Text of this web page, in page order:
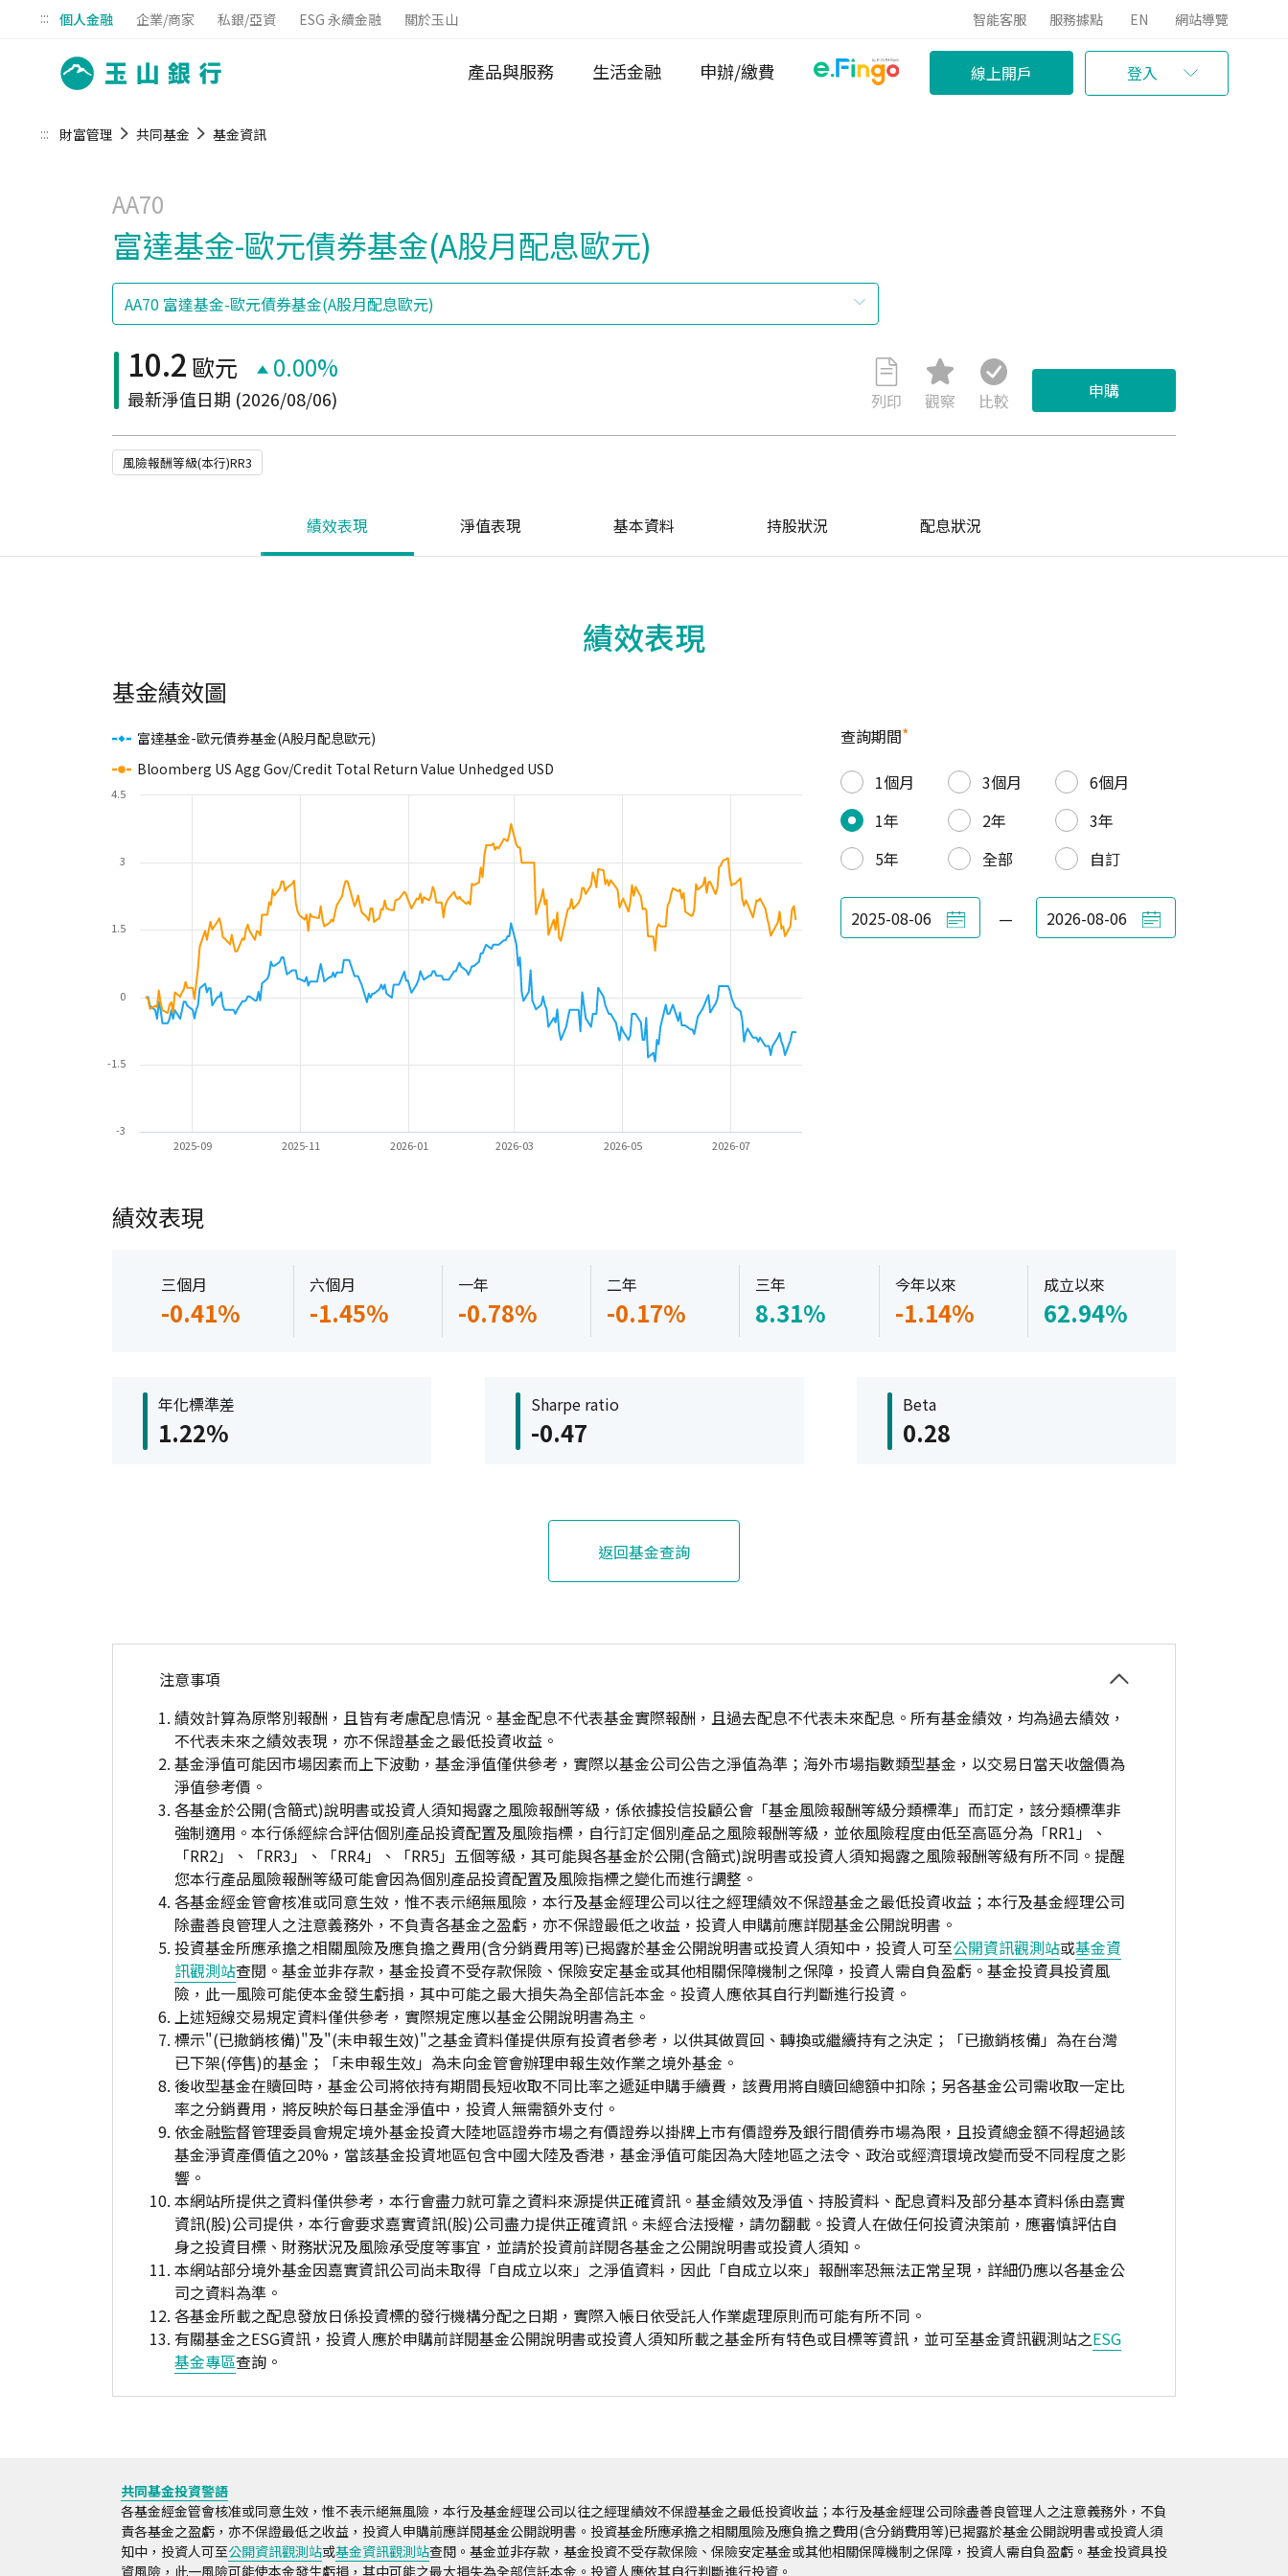
::: 個人金融 企業/商家 私銀/亞資 ESG 永續金融 關於玉山 智能客服 服務據點 EN 網站導覽
產品與服務 生活金融 申辦/繳費 線上開戶 登入
財富管理 共同基金 基金資訊
:::
AA70
富達基金-歐元債券基金(A股月配息歐元)
10.2 歐元 0.00%
最新淨值日期 (2026/08/06) 列印 觀察 比較 申購
風險報酬等級(本行)RR3
績效表現 淨值表現 基本資料 持股狀況 配息狀況
績效表現
基金績效圖
富達基金-歐元債券基金(A股月配息歐元)
Bloomberg US Agg Gov/Credit Total Return Value Unhedged USD
2025-09 2025-11 2026-01 2026-03 2026-05 2026-07
-3
-1.5
0
1.5
3
4.5
查詢期間*
1個月 3個月
6個月
1年
2年
3年
5年
全部 自訂
—
績效表現
三個月
-0.41%
六個月
-1.45%
一年
-0.78%
二年
-0.17%
三年
8.31%
今年以來
-1.14%
成立以來
62.94%
年化標準差
1.22%
Sharpe ratio
-0.47
Beta
0.28
返回基金查詢
注意事項
績效計算為原幣別報酬，且皆有考慮配息情況。基金配息不代表基金實際報酬，且過去配息不代表未來配息。所有基金績效，均為過去績效，
不代表未來之績效表現，亦不保證基金之最低投資收益。
基金淨值可能因市場因素而上下波動，基金淨值僅供參考，實際以基金公司公告之淨值為準；海外市場指數類型基金，以交易日當天收盤價為
淨值參考價。
各基金於公開(含簡式)說明書或投資人須知揭露之風險報酬等級，係依據投信投顧公會「基金風險報酬等級分類標準」而訂定，該分類標準非
強制適用。本行係經綜合評估個別產品投資配置及風險指標，自行訂定個別產品之風險報酬等級，並依風險程度由低至高區分為「RR1」、
「RR2」、「RR3」、「RR4」、「RR5」五個等級，其可能與各基金於公開(含簡式)說明書或投資人須知揭露之風險報酬等級有所不同。提醒
您本行產品風險報酬等級可能會因為個別產品投資配置及風險指標之變化而進行調整。
各基金經金管會核准或同意生效，惟不表示絕無風險，本行及基金經理公司以往之經理績效不保證基金之最低投資收益；本行及基金經理公司
除盡善良管理人之注意義務外，不負責各基金之盈虧，亦不保證最低之收益，投資人申購前應詳閱基金公開說明書。
投資基金所應承擔之相關風險及應負擔之費用(含分銷費用等)已揭露於基金公開說明書或投資人須知中，投資人可至公開資訊觀測站或基金資
訊觀測站查閱。基金並非存款，基金投資不受存款保險、保險安定基金或其他相關保障機制之保障，投資人需自負盈虧。基金投資具投資風
險，此一風險可能使本金發生虧損，其中可能之最大損失為全部信託本金。投資人應依其自行判斷進行投資。
上述短線交易規定資料僅供參考，實際規定應以基金公開說明書為主。
標示"(已撤銷核備)"及"(未申報生效)"之基金資料僅提供原有投資者參考，以供其做買回、轉換或繼續持有之決定；「已撤銷核備」為在台灣
已下架(停售)的基金；「未申報生效」為未向金管會辦理申報生效作業之境外基金。
後收型基金在贖回時，基金公司將依持有期間長短收取不同比率之遞延申購手續費，該費用將自贖回總額中扣除；另各基金公司需收取一定比
率之分銷費用，將反映於每日基金淨值中，投資人無需額外支付。
依金融監督管理委員會規定境外基金投資大陸地區證券市場之有價證券以掛牌上市有價證券及銀行間債券市場為限，且投資總金額不得超過該
基金淨資產價值之20%，當該基金投資地區包含中國大陸及香港，基金淨值可能因為大陸地區之法令、政治或經濟環境改變而受不同程度之影
響。
本網站所提供之資料僅供參考，本行會盡力就可靠之資料來源提供正確資訊。基金績效及淨值、持股資料、配息資料及部分基本資料係由嘉實
資訊(股)公司提供，本行會要求嘉實資訊(股)公司盡力提供正確資訊。未經合法授權，請勿翻載。投資人在做任何投資決策前，應審慎評估自
身之投資目標、財務狀況及風險承受度等事宜，並請於投資前詳閱各基金之公開說明書或投資人須知。
本網站部分境外基金因嘉實資訊公司尚未取得「自成立以來」之淨值資料，因此「自成立以來」報酬率恐無法正常呈現，詳細仍應以各基金公
司之資料為準。
各基金所載之配息發放日係投資標的發行機構分配之日期，實際入帳日依受託人作業處理原則而可能有所不同。
有關基金之ESG資訊，投資人應於申購前詳閱基金公開說明書或投資人須知所載之基金所有特色或目標等資訊，並可至基金資訊觀測站之ESG
基金專區查詢。
共同基金投資警語
各基金經金管會核准或同意生效，惟不表示絕無風險，本行及基金經理公司以往之經理績效不保證基金之最低投資收益；本行及基金經理公司除盡善良管理人之注意義務外，不負
責各基金之盈虧，亦不保證最低之收益，投資人申購前應詳閱基金公開說明書。投資基金所應承擔之相關風險及應負擔之費用(含分銷費用等)已揭露於基金公開說明書或投資人須
知中，投資人可至公開資訊觀測站或基金資訊觀測站查閱。基金並非存款，基金投資不受存款保險、保險安定基金或其他相關保障機制之保障，投資人需自負盈虧。基金投資具投
資風險，此一風險可能使本金發生虧損，其中可能之最大損失為全部信託本金。投資人應依其自行判斷進行投資。